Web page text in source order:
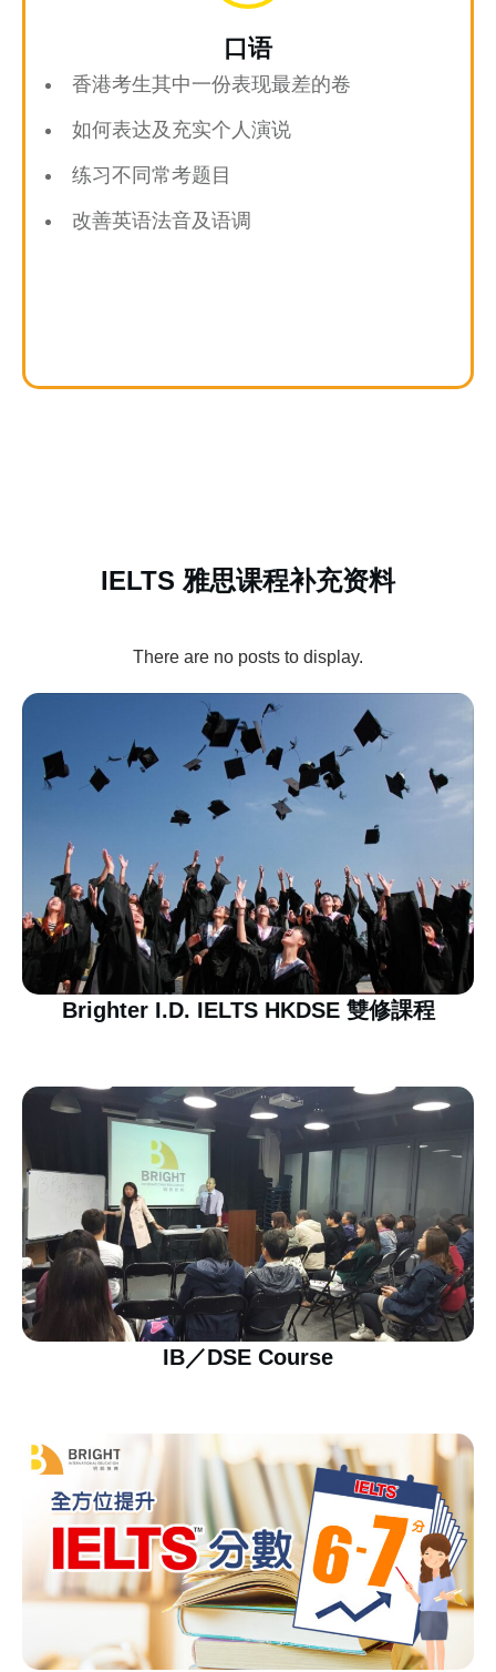
口语
香港考生其中一份表现最差的卷
如何表达及充实个人演说
练习不同常考题目
改善英语法音及语调
IELTS 雅思课程补充资料
Brighter I.D. IELTS HKDSE 雙修課程
IB／DSE Course